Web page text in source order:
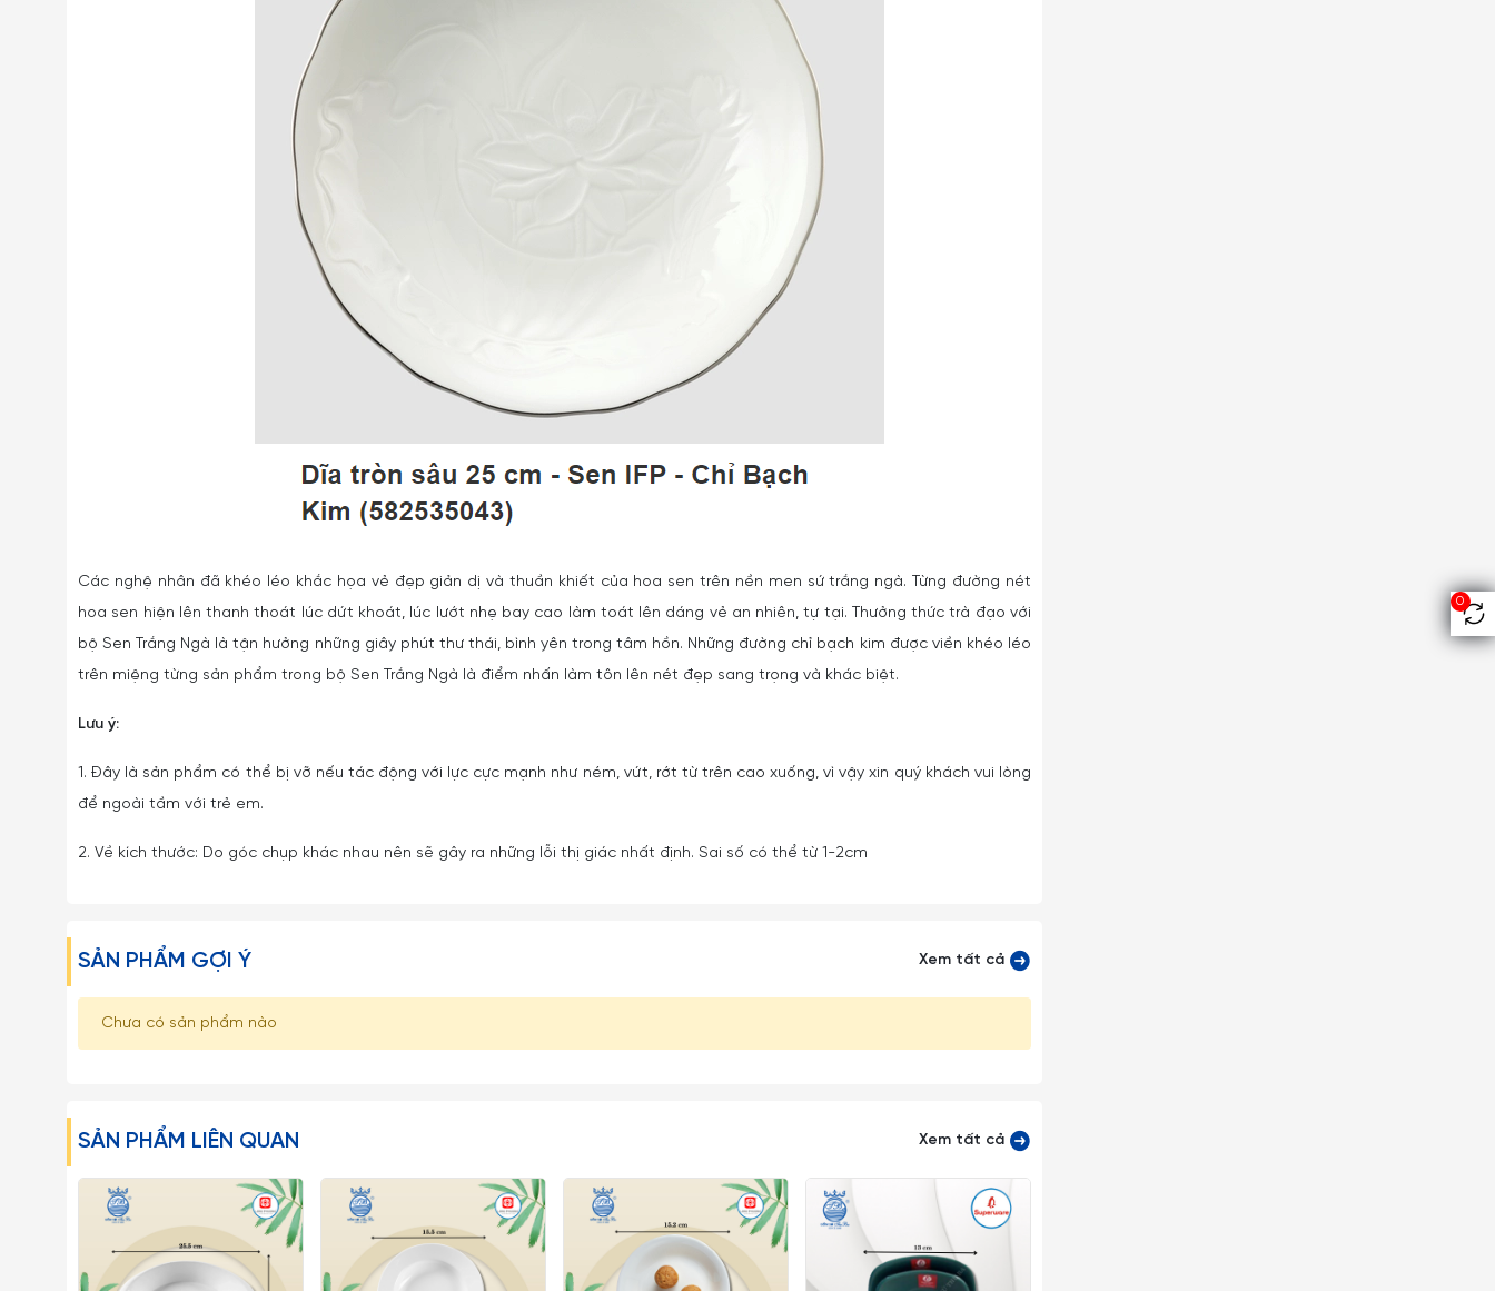
0
Các nghệ nhân đã khéo léo khắc họa vẻ đẹp giản dị và thuần khiết của hoa sen trên nền men sứ trắng ngà. Từng đường nét
hoa sen hiện lên thanh thoát lúc dứt khoát, lúc lướt nhẹ bay cao làm toát lên dáng vẻ an nhiên, tự tại. Thưởng thức trà đạo với
bộ Sen Trắng Ngà là tận hưởng những giây phút thư thái, bình yên trong tâm hồn. Những đường chỉ bạch kim được viền khéo léo
trên miệng từng sản phẩm trong bộ Sen Trắng Ngà là điểm nhấn làm tôn lên nét đẹp sang trọng và khác biệt.
Lưu ý:
1. Đây là sản phẩm có thể bị vỡ nếu tác động với lực cực mạnh như ném, vứt, rớt từ trên cao xuống, vì vậy xin quý khách vui lòng
để ngoài tầm với trẻ em.
2. Về kích thước: Do góc chụp khác nhau nên sẽ gây ra những lỗi thị giác nhất định. Sai số có thể từ 1-2cm
SẢN PHẨM GỢI Ý Xem tất cả
Chưa có sản phẩm nào
SẢN PHẨM LIÊN QUAN Xem tất cả